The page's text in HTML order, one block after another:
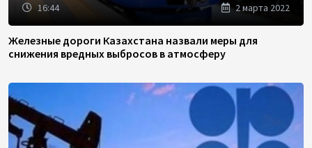
16:44 2 марта 2022
Железные дороги Казахстана назвали меры для
снижения вредных выбросов в атмосферу